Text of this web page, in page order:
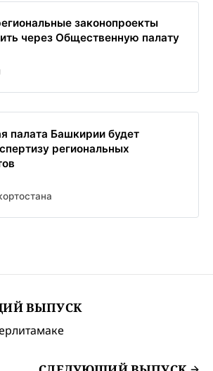
законопроекты
через Общественную палату
палата Башкирии будет
региональных
ВЫПУСК